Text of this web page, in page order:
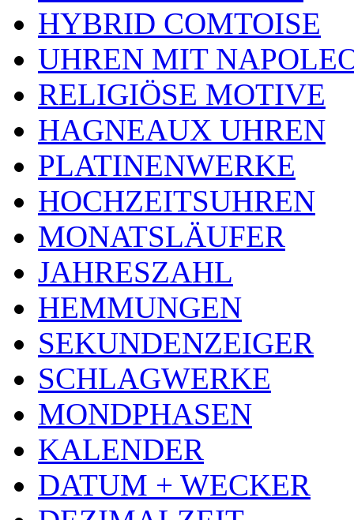
HYBRID COMTOISE
UHREN MIT
RELIGIÖSE MOTIVE
HAGNEAUX UHREN
PLATINENWERKE
HOCHZEITSUHREN
MONATSLÄUFER
JAHRESZAHL
HEMMUNGEN
SEKUNDENZEIGER
SCHLAGWERKE
MONDPHASEN
KALENDER
DATUM + WECKER